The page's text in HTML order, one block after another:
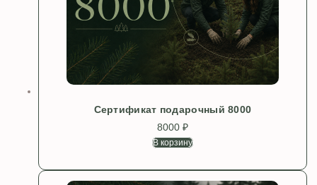
Сертификат подарочный 8000
8000 ₽
В корзину